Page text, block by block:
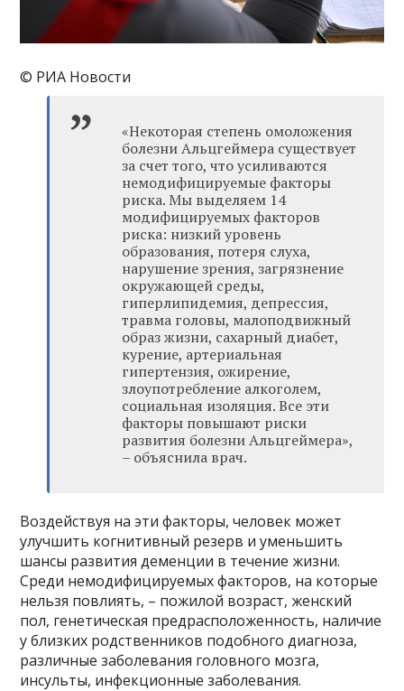
© РИА Новости
«Некоторая степень омоложения
болезни Альцгеймера существует
за счет того, что усиливаются
немодифицируемые факторы
риска. Мы выделяем 14
модифицируемых факторов
риска: низкий уровень
образования, потеря слуха,
нарушение зрения, загрязнение
окружающей среды,
гиперлипидемия, депрессия,
травма головы, малоподвижный
образ жизни, сахарный диабет,
курение, артериальная
гипертензия, ожирение,
злоупотребление алкоголем,
социальная изоляция. Все эти
факторы повышают риски
развития болезни Альцгеймера»,
– объяснила врач.
Воздействуя на эти факторы, человек может
улучшить когнитивный резерв и уменьшить
шансы развития деменции в течение жизни.
Среди немодифицируемых факторов, на которые
нельзя повлиять, – пожилой возраст, женский
пол, генетическая предрасположенность, наличие
у близких родственников подобного диагноза,
различные заболевания головного мозга,
инсульты, инфекционные заболевания.